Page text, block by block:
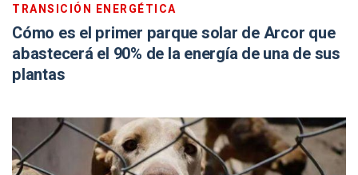
TRANSICIÓN ENERGÉTICA
Cómo es el primer parque solar de Arcor que
abastecerá el 90% de la energía de una de sus
plantas